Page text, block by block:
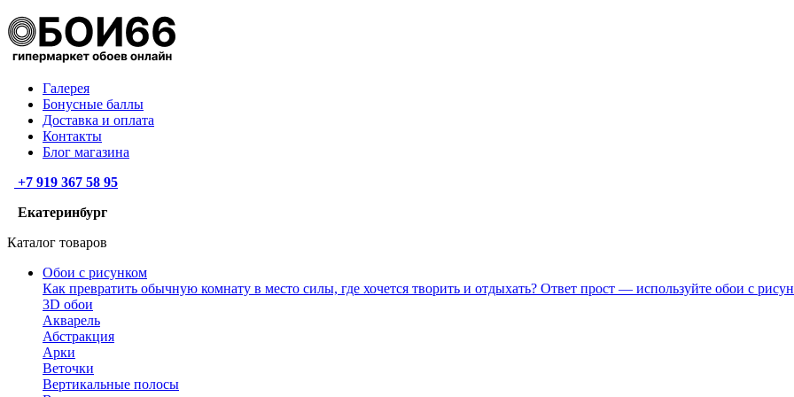
Галерея
Бонусные баллы
Доставка и оплата
Контакты
Блог магазина
+7 919 367 58 95
Екатеринбург
Каталог товаров
Обои с рисунком
Как превратить обычную комнату в место силы, где хочется творить и отдыхать? Ответ прост — используйте обои с
3D обои
Акварель
Абстракция
Арки
Веточки
Вертикальные полосы